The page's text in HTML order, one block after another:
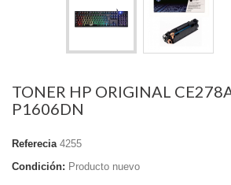
TONER HP ORIGINAL
P1606DN
Referecia 4255
Condición: Producto nuevo